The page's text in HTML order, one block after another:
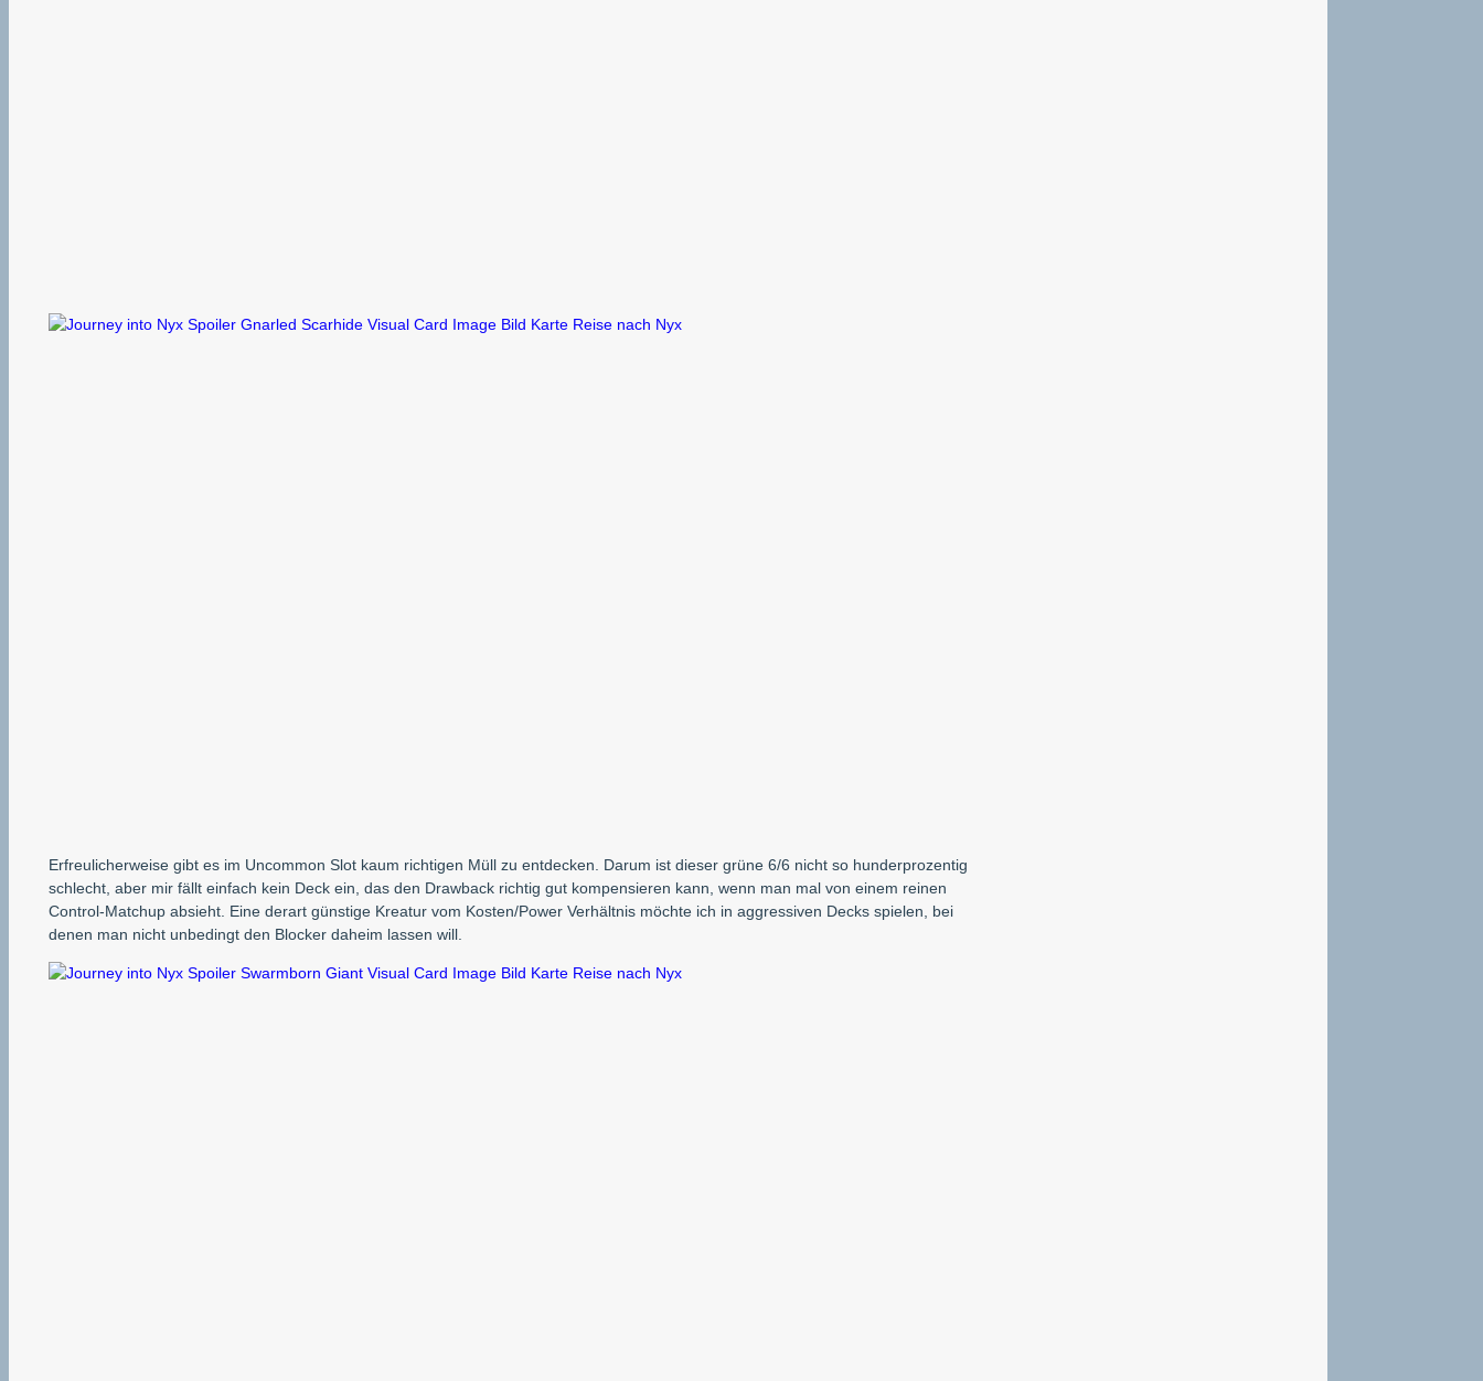
Erfreulicherweise gibt es im Uncommon Slot kaum richtigen Müll zu entdecken. Darum ist dieser grüne 6/6 nicht so hunderprozentig
schlecht, aber mir fällt einfach kein Deck ein, das den Drawback richtig gut kompensieren kann, wenn man mal von einem reinen
Control-Matchup absieht. Eine derart günstige Kreatur vom Kosten/Power Verhältnis möchte ich in aggressiven Decks spielen, bei
denen man nicht unbedingt den Blocker daheim lassen will.